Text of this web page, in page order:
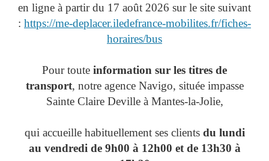
en ligne à partir du 17 août 2026 sur le site suivant
: https://me-deplacer.iledefrance-mobilites.fr/fiches-
horaires/bus
Pour toute information sur les titres de
transport, notre agence Navigo, située impasse
Sainte Claire Deville à Mantes-la-Jolie,
qui accueille habituellement ses clients du lundi
au vendredi de 9h00 à 12h00 et de 13h30 à